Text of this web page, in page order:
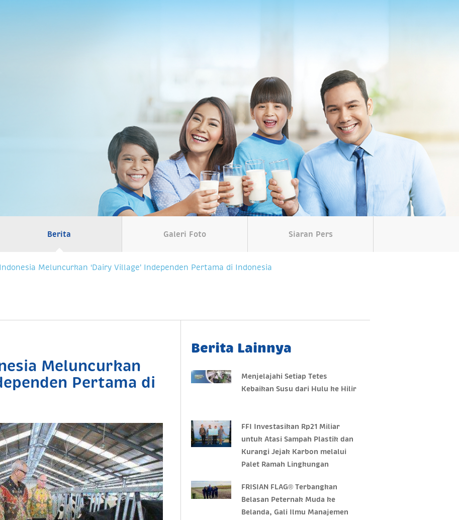
Berita Galeri Foto Siaran Pers
Meluncurkan ‘Dairy Village’ Independen Pertama di Indonesia
Meluncurkan
Pertama di
Berita Lainnya
Menjelajahi Setiap Tetes
Kebaikan Susu dari Hulu ke Hilir
FFI Investasikan Rp21 Miliar
untuk Atasi Sampah Plastik dan
Kurangi Jejak Karbon melalui
Palet Ramah Lingkungan
FRISIAN FLAG® Terbangkan
Belasan Peternak Muda ke
Belanda, Gali Ilmu Manajemen